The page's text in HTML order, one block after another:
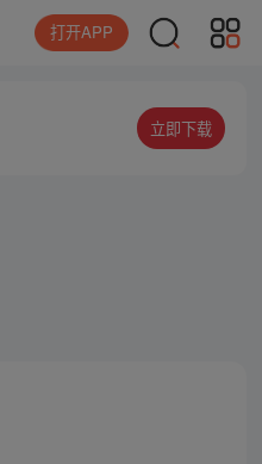
打开APP
立即下载